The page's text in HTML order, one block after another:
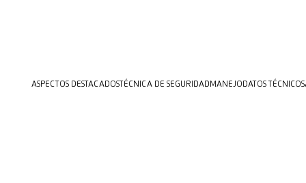
ASPECTOS DESTACADOSTÉCNICA DE SEGURIDAD MANEJODATOS TÉCNICOS